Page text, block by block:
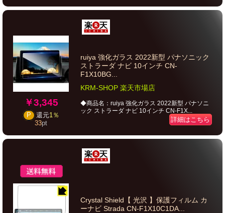
￥3,345
P 還元1％
33pt
ruiya 強化ガラス 2022新型 パナソニック
ストラーダ ナビ 10インチ CN-
F1X10BG...
KRM-SHOP 楽天市場店
◆商品名：ruiya 強化ガラス 2022新型 パナソニ
ック ストラーダ ナビ 10インチ CN-F1X...
詳細はこちら
Crystal Shield【 光沢 】保護フィルム カ
ーナビ Strada CN-F1X10C1DA...